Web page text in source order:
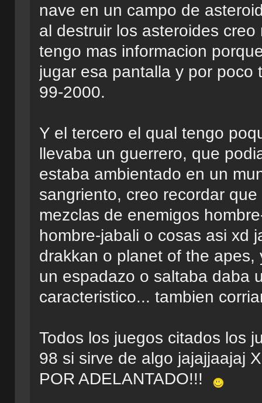
nave en un campo de
al destruir los asteroides
tengo mas informacion
jugar esa pantalla y por
99-2000.
Y el tercero el qual tengo
llevaba un guerrero, que
estaba ambientado en un
sangriento, creo recordar
mezclas de enemigos
hombre-jabali o cosas asi xd
drakkan o planet of the
un espadazo o saltaba daba
caracteristico... tambien
Todos los juegos citados los
98 si sirve de algo jajajjaajaj
POR ADELANTADO!!!